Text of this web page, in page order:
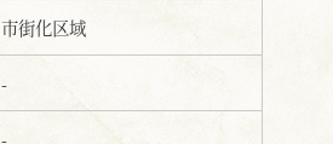
市街化区域
-
-